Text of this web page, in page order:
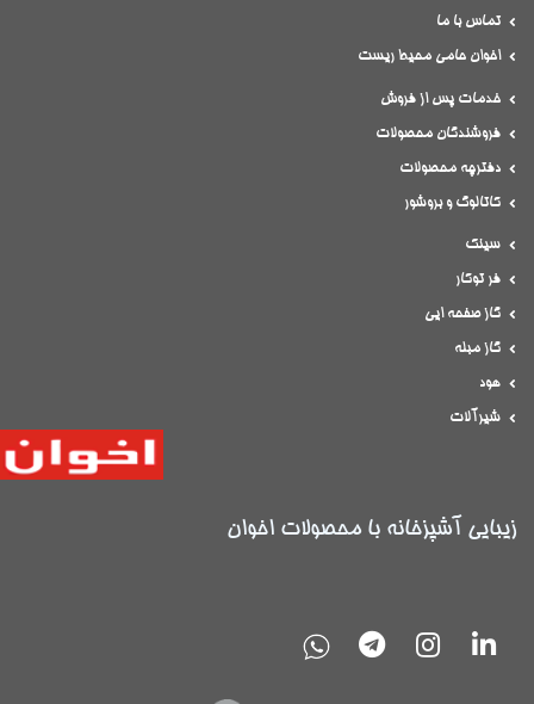
تماس با ما
اخوان حامی محیط ریست
خدمات پس از فروش
فروشندگان محصولات
دفترچه محصولات
کاتالوگ و بروشور
سینک
فر توکار
گاز صفحه ایی
گاز مبله
هود
شیرآلات
زیبایی آشپزخانه با محصولات اخوان